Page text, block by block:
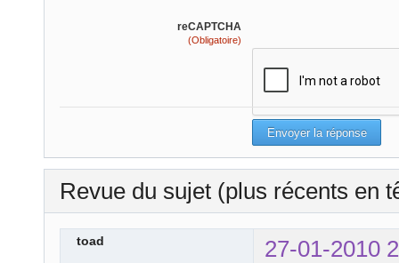
reCAPTCHA
(Obligatoire)
Revue du sujet (plus récents en
toad 27-01-2010